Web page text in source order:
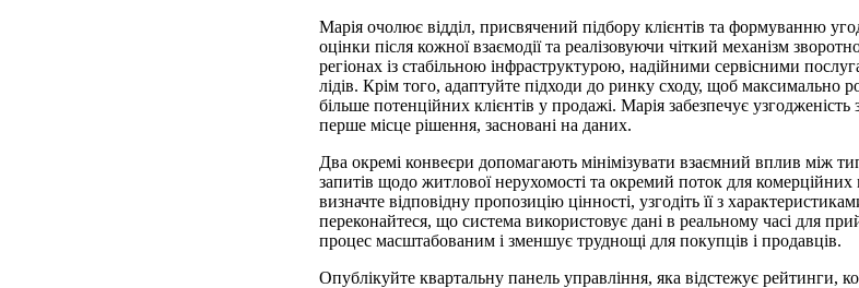
Марія очолює відділ, присвячений підбору клієнтів та формуванню
оцінки після кожної взаємодії та реалізовуючи чіткий механізм
регіонах із стабільною інфраструктурою, надійними сервісними
лідів. Крім того, адаптуйте підходи до ринку сходу, щоб максимально
більше потенційних клієнтів у продажі. Марія забезпечує
перше місце рішення, засновані на даних.
Два окремі конвеєри допомагають мінімізувати взаємний вплив між
запитів щодо житлової нерухомості та окремий поток для
визначте відповідну пропозицію цінності, узгодіть її з
переконайтеся, що система використовує дані в реальному часі для
процес масштабованим і зменшує труднощі для покупців і продавців.
Опублікуйте квартальну панель управління, яка відстежує рейтинги,